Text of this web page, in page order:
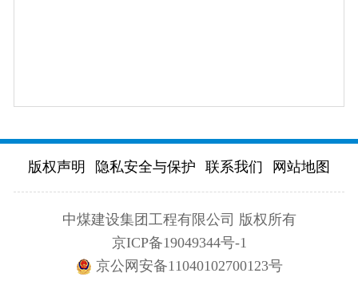
版权声明 隐私安全与保护 联系我们 网站地图
中煤建设集团工程有限公司 版权所有
京ICP备19049344号-1
京公网安备11040102700123号